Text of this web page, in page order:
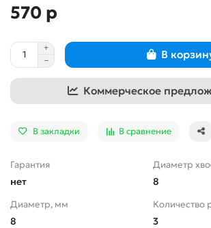
570 р
В
Коммерческое
В закладки В сравнение
Гарантия
нет
Диаметр
8
Диаметр, мм
8
Количество
3